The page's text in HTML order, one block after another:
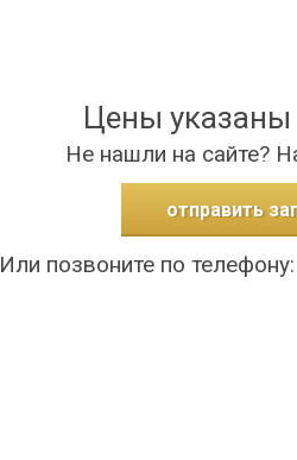
Цены
Не нашли на сайте?
отправить
Или позвоните по